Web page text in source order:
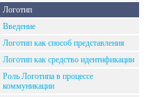
Логотип
Введение
Логотип как способ представления
Логотип как средство идентификации
Роль Логотипа в процессе
коммуникации